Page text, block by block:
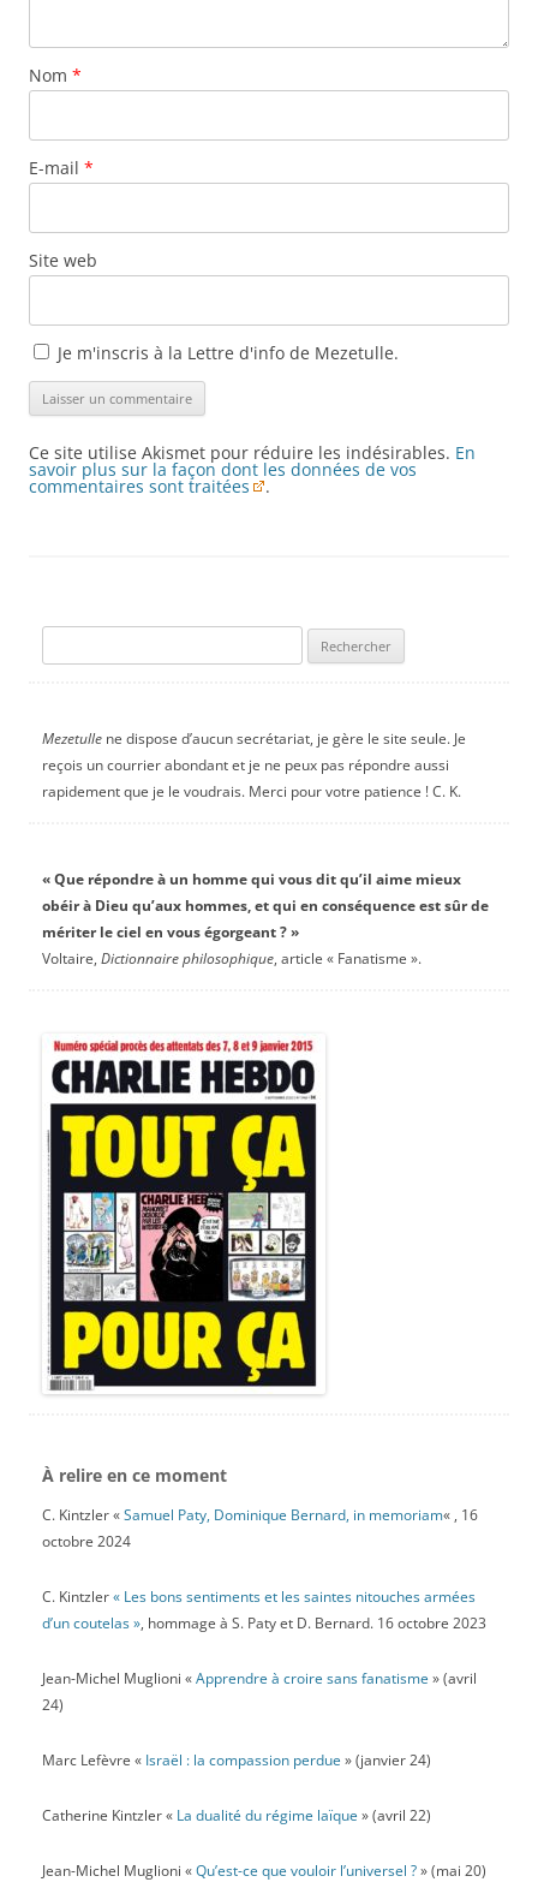
Nom *
E-mail *
Site web
Je m'inscris à la Lettre d'info de Mezetulle.
Ce site utilise Akismet pour réduire les indésirables. En
savoir plus sur la façon dont les données de vos
commentaires sont traitées .
Mezetullene dispose d’aucun secrétariat, je gère le site seule. Je
reçois un courrier abondant et je ne peux pas répondre aussi
rapidement que je le voudrais. Merci pour votre patience ! C. K.
« Que répondre à un homme qui vous dit qu’il aime mieux
obéir à Dieu qu’aux hommes, et qui en conséquence est sûr de
mériter le ciel en vous égorgeant ? »
Voltaire, Dictionnaire philosophique, article « Fanatisme ».
À relire en ce moment
C. Kintzler «Samuel Paty, Dominique Bernard, in memoriam« , 16
octobre 2024
C. Kintzler« Les bons sentiments et les saintes nitouches armées
d’un coutelas », hommage à S. Paty et D. Bernard. 16 octobre 2023
Jean-Michel Muglioni «Apprendre à croire sans fanatisme » (avril
24)
Marc Lefèvre « Israël : la compassion perdue » (janvier 24)
Catherine Kintzler « La dualité du régime laïque » (avril 22)
Jean-Michel Muglioni «Qu’est-ce que vouloir l’universel ?» (mai 20)